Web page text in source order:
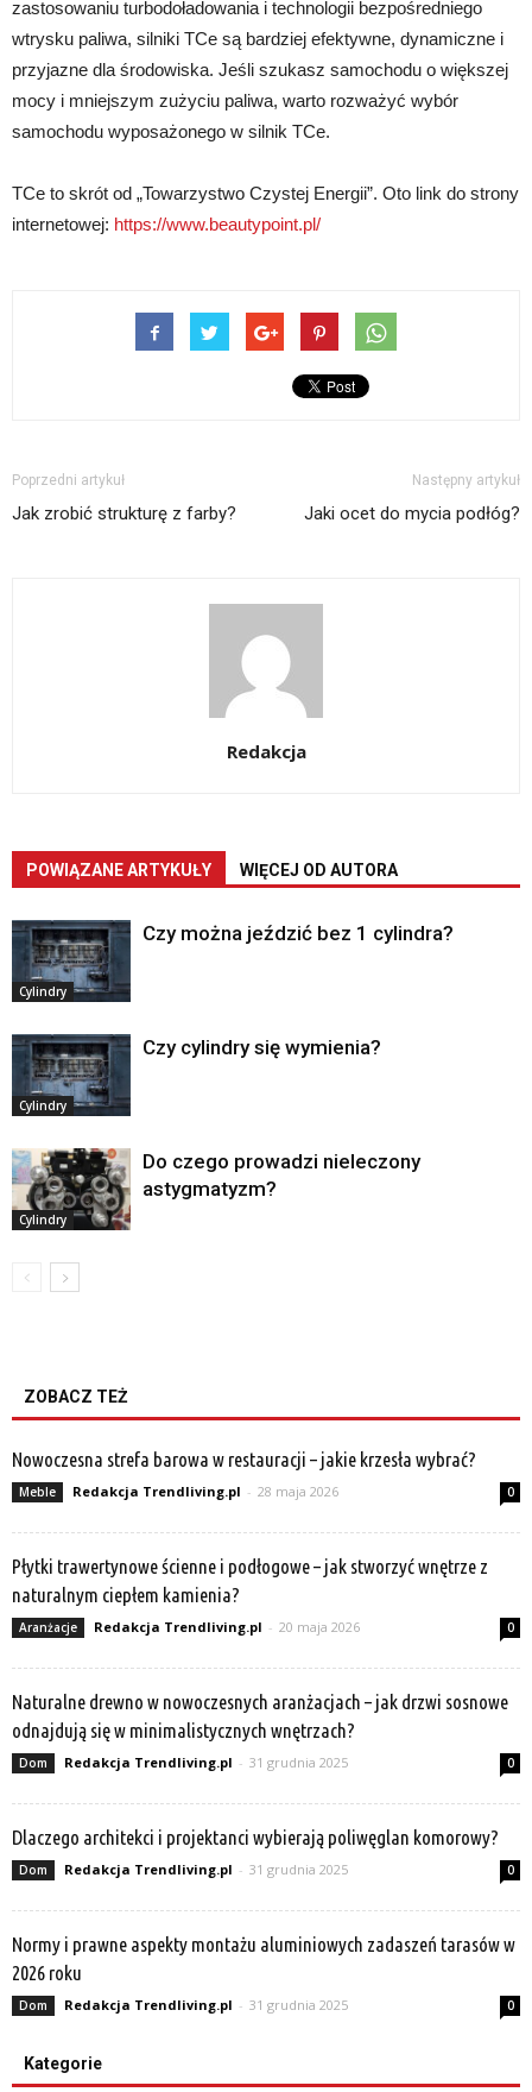
zastosowaniu turbodoładowania i technologii bezpośredniego
wtrysku paliwa, silniki TCe są bardziej efektywne, dynamiczne i
przyjazne dla środowiska. Jeśli szukasz samochodu o większej
mocy i mniejszym zużyciu paliwa, warto rozważyć wybór
samochodu wyposażonego w silnik TCe.
TCe to skrót od „Towarzystwo Czystej Energii”. Oto link do strony
internetowej: https://www.beautypoint.pl/
Poprzedni artykuł
Jak zrobić strukturę z farby?
Następny artykuł
Jaki ocet do mycia podłóg?
Redakcja
POWIĄZANE ARTYKUŁY WIĘCEJ OD AUTORA
Cylindry
Czy można jeździć bez 1 cylindra?
Cylindry
Czy cylindry się wymienia?
Cylindry
Do czego prowadzi nieleczony
astygmatyzm?
ZOBACZ TEŻ
Nowoczesna strefa barowa w restauracji – jakie krzesła wybrać?
Meble Redakcja Trendliving.pl - 28 maja 2026 0
Płytki trawertynowe ścienne i podłogowe – jak stworzyć wnętrze z
naturalnym ciepłem kamienia?
Aranżacje Redakcja Trendliving.pl - 20 maja 2026 0
Naturalne drewno w nowoczesnych aranżacjach – jak drzwi sosnowe
odnajdują się w minimalistycznych wnętrzach?
Dom Redakcja Trendliving.pl - 31 grudnia 2025 0
Dlaczego architekci i projektanci wybierają poliwęglan komorowy?
Dom Redakcja Trendliving.pl - 31 grudnia 2025 0
Normy i prawne aspekty montażu aluminiowych zadaszeń tarasów w
2026 roku
Dom Redakcja Trendliving.pl - 31 grudnia 2025 0
Kategorie